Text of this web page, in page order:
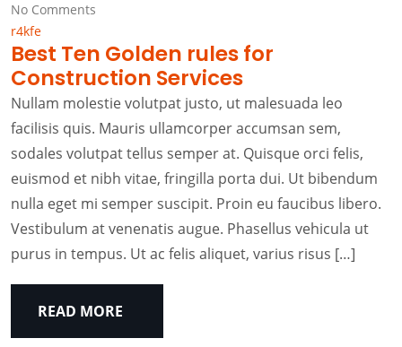
No Comments
r4kfe
Best Ten Golden rules for
Construction Services
Nullam molestie volutpat justo, ut malesuada leo
facilisis quis. Mauris ullamcorper accumsan sem,
sodales volutpat tellus semper at. Quisque orci felis,
euismod et nibh vitae, fringilla porta dui. Ut bibendum
nulla eget mi semper suscipit. Proin eu faucibus libero.
Vestibulum at venenatis augue. Phasellus vehicula ut
purus in tempus. Ut ac felis aliquet, varius risus […]
READ MORE